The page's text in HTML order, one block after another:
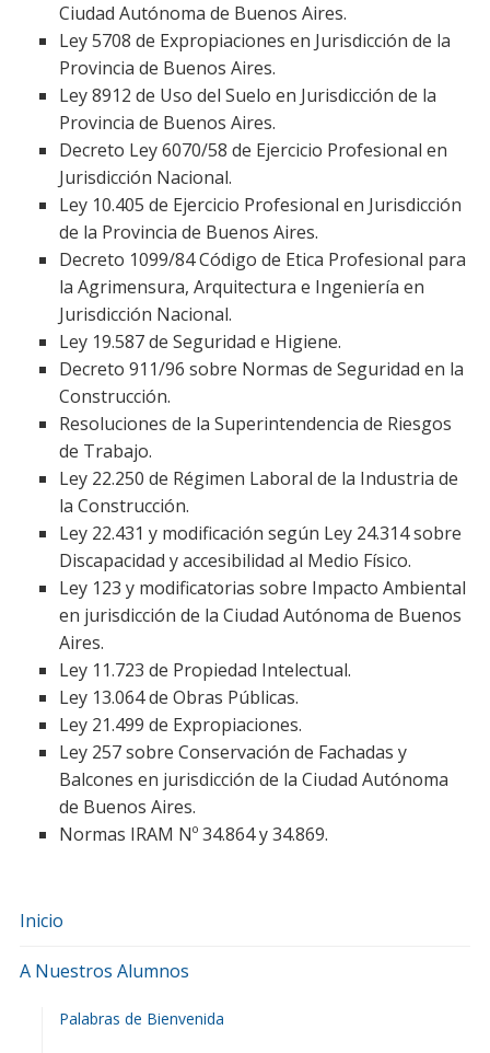
Inicio
A Nuestros Alumnos
Palabras de Bienvenida
Ciudad Autónoma de Buenos Aires.
Ley 5708 de Expropiaciones en Jurisdicción de la
Provincia de Buenos Aires.
Ley 8912 de Uso del Suelo en Jurisdicción de la
Provincia de Buenos Aires.
Decreto Ley 6070/58 de Ejercicio Profesional en
Jurisdicción Nacional.
Ley 10.405 de Ejercicio Profesional en Jurisdicción
de la Provincia de Buenos Aires.
Decreto 1099/84 Código de Etica Profesional para
la Agrimensura, Arquitectura e Ingeniería en
Jurisdicción Nacional.
Ley 19.587 de Seguridad e Higiene.
Decreto 911/96 sobre Normas de Seguridad en la
Construcción.
Resoluciones de la Superintendencia de Riesgos
de Trabajo.
Ley 22.250 de Régimen Laboral de la Industria de
la Construcción.
Ley 22.431 y modificación según Ley 24.314 sobre
Discapacidad y accesibilidad al Medio Físico.
Ley 123 y modificatorias sobre Impacto Ambiental
en jurisdicción de la Ciudad Autónoma de Buenos
Aires.
Ley 11.723 de Propiedad Intelectual.
Ley 13.064 de Obras Públicas.
Ley 21.499 de Expropiaciones.
Ley 257 sobre Conservación de Fachadas y
Balcones en jurisdicción de la Ciudad Autónoma
de Buenos Aires.
Normas IRAM Nº 34.864 y 34.869.